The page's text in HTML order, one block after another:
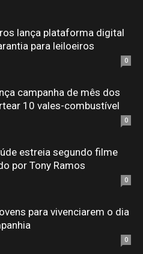
lança plataforma digital
para leiloeiros
0
campanha de mês dos
10 vales-combustível
0
estreia segundo filme
por Tony Ramos
0
para vivenciarem o dia
0